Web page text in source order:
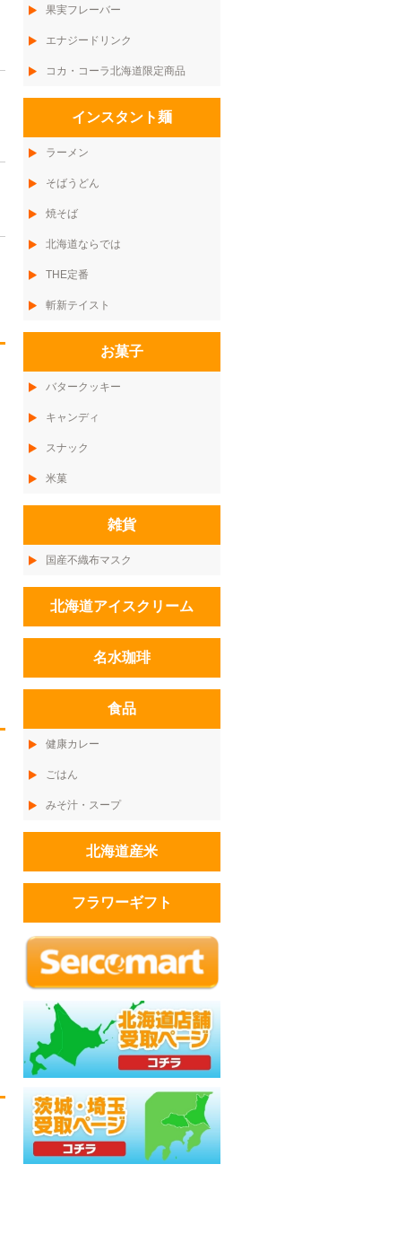
果実フレーバー
エナジードリンク
コカ・コーラ北海道限定商品
インスタント麺
ラーメン
そばうどん
焼そば
北海道ならでは
THE定番
斬新テイスト
お菓子
バタークッキー
キャンディ
スナック
米菓
雑貨
国産不織布マスク
北海道アイスクリーム
名水珈琲
食品
健康カレー
ごはん
みそ汁・スープ
北海道産米
フラワーギフト